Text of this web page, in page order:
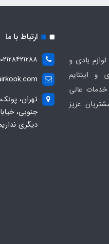
بادی و
اینتایم
عالی
عزیز
ارتباط با ما
02128421288
تهران،
دیگری